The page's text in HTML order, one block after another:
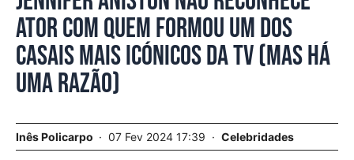
ator com quem formou um dos
casais mais icónicos da TV (mas há
uma razão)
Inês Policarpo 07 Fev 2024 17:39 Celebridades